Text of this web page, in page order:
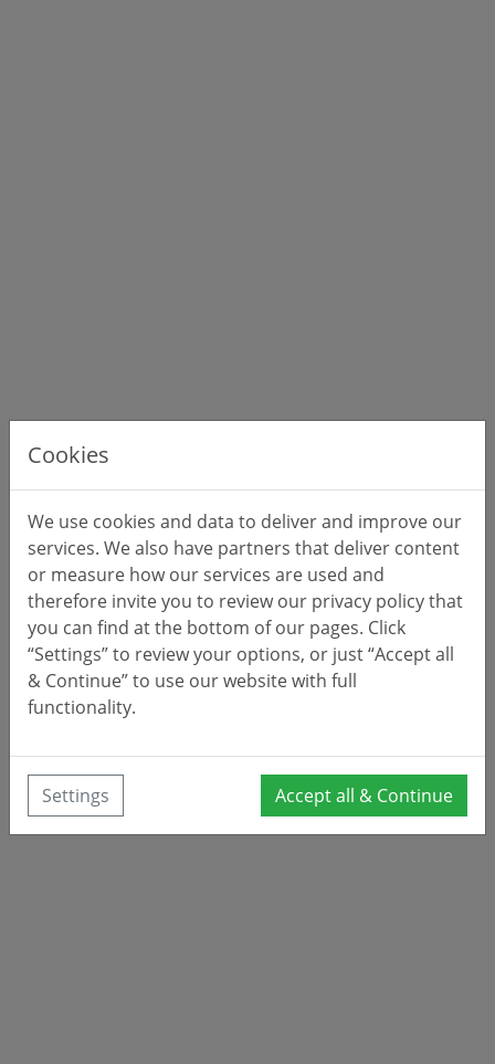
Cookies
We use cookies and data to deliver and improve our
services. We also have partners that deliver content
or measure how our services are used and
therefore invite you to review our privacy policy that
you can find at the bottom of our pages. Click
“Settings” to review your options, or just “Accept all
& Continue” to use our website with full
functionality.
Settings Accept all & Continue